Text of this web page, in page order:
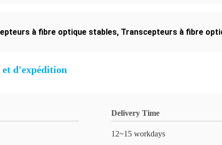
à fibre optique stables, Transcepteurs à fibre
et d'expédition
Delivery Time
12~15 workdays